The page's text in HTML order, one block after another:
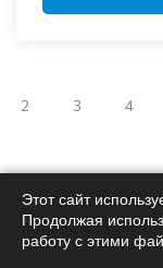
2 3 4
Этот сайт
Продолжая
работу с этими